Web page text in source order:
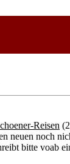
Reisen
neuen noch
bitte voab